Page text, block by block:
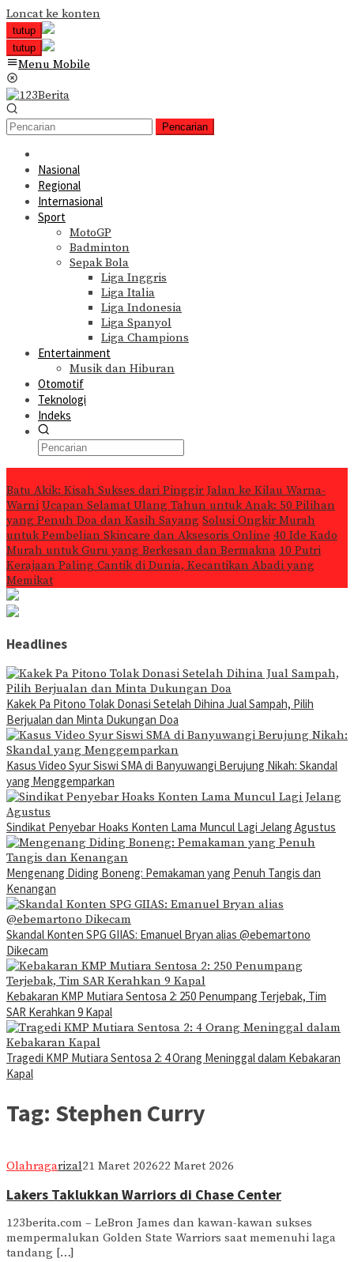
Loncat ke konten
tutup
tutup
Menu Mobile
Pencarian
Nasional
Regional
Internasional
Sport
MotoGP
Badminton
Sepak Bola
Liga Inggris
Liga Italia
Liga Indonesia
Liga Spanyol
Liga Champions
Entertainment
Musik dan Hiburan
Otomotif
Teknologi
Indeks
Batu Akik: Kisah Sukses dari Pinggir Jalan ke Kilau Warna-
Warni Ucapan Selamat Ulang Tahun untuk Anak: 50 Pilihan
yang Penuh Doa dan Kasih Sayang Solusi Ongkir Murah
untuk Pembelian Skincare dan Aksesoris Online 40 Ide Kado
Murah untuk Guru yang Berkesan dan Bermakna 10 Putri
Kerajaan Paling Cantik di Dunia, Kecantikan Abadi yang
Memikat
Headlines
Kakek Pa Pitono Tolak Donasi Setelah Dihina Jual Sampah, Pilih
Berjualan dan Minta Dukungan Doa
Kasus Video Syur Siswi SMA di Banyuwangi Berujung Nikah: Skandal
yang Menggemparkan
Sindikat Penyebar Hoaks Konten Lama Muncul Lagi Jelang Agustus
Mengenang Diding Boneng: Pemakaman yang Penuh Tangis dan
Kenangan
Skandal Konten SPG GIIAS: Emanuel Bryan alias @ebemartono
Dikecam
Kebakaran KMP Mutiara Sentosa 2: 250 Penumpang Terjebak, Tim
SAR Kerahkan 9 Kapal
Tragedi KMP Mutiara Sentosa 2: 4 Orang Meninggal dalam Kebakaran
Kapal
Tag: Stephen Curry
Olahragarizal21 Maret 202622 Maret 2026
Lakers Taklukkan Warriors di Chase Center
123berita.com – LeBron James dan kawan-kawan sukses
mempermalukan Golden State Warriors saat memenuhi laga
tandang […]